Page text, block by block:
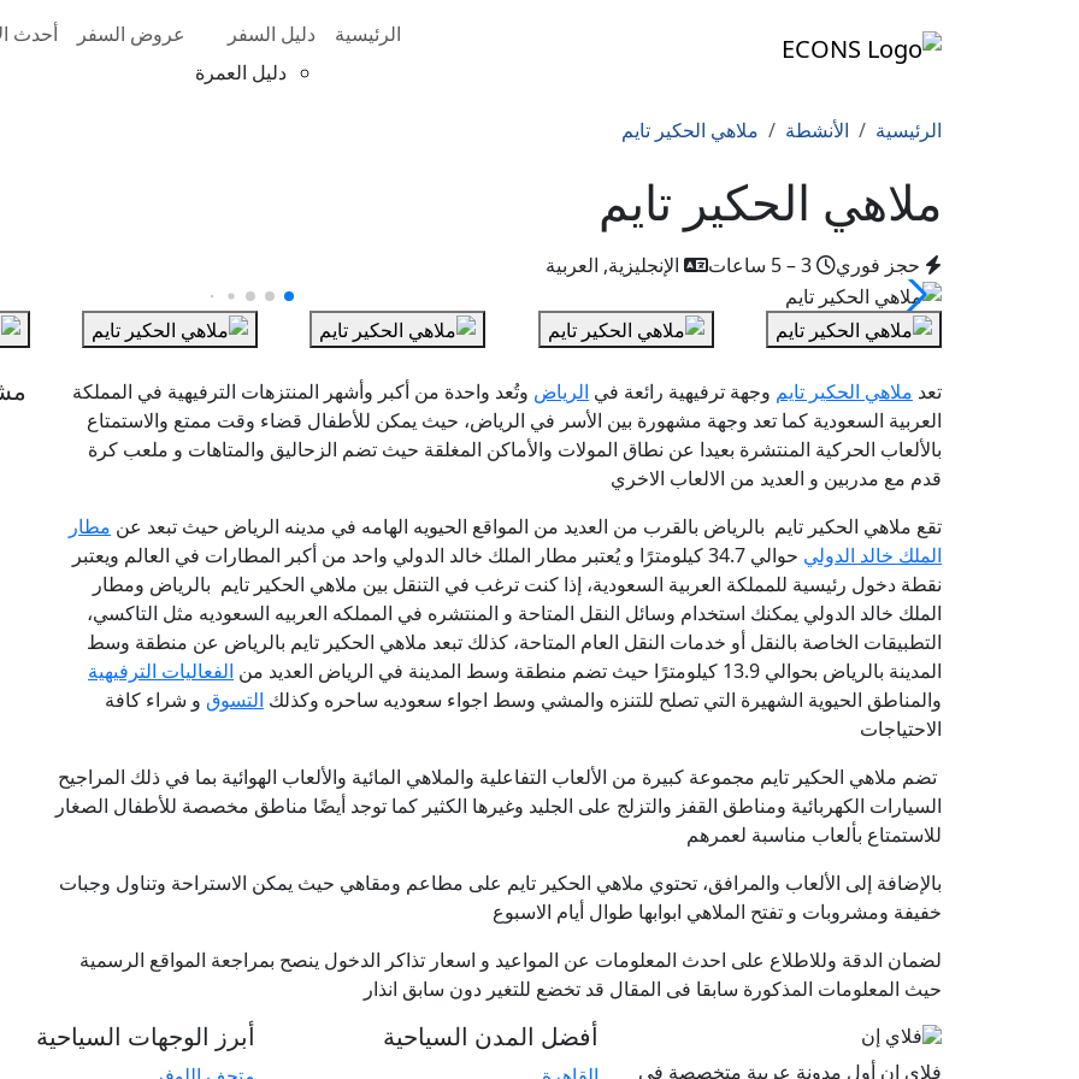
الرئيسية
دليل السفر
دليل العمرة
عروض السفر أحدث
الرئيسية الأنشطة ملاهي الحكير تايم
ملاهي الحكير تايم
حجز فوري الإنجليزية, العربية
تعد ملاهي الحكير تايم وجهة ترفيهية رائعة في الرياض وتُعد واحدة من أكبر وأشهر المنتزهات الترفيهية في المملكة
العربية السعودية كما تعد وجهة مشهورة بين الأسر في الرياض، حيث يمكن للأطفال قضاء وقت ممتع والاستمتاع
بالألعاب الحركية المنتشرة بعيدا عن نطاق المولات والأماكن المغلقة حيث تضم الزحاليق والمتاهات و ملعب كرة
قدم مع مدربين و العديد من الالعاب الاخري
تقع ملاهي الحكير تايم بالرياض بالقرب من العديد من المواقع الحيويه الهامه في مدينه الرياض حيث تبعد عن مطار
الملك خالد الدولي
حوالي 34.7 كيلومترًا و يُعتبر مطار الملك خالد الدولي واحد من أكبر المطارات في العالم ويعتبر
نقطة دخول رئيسية للمملكة العربية السعودية، إذا كنت ترغب في التنقل بين ملاهي الحكير تايم بالرياض ومطار
الملك خالد الدولي يمكنك استخدام وسائل النقل المتاحة و المنتشره في المملكه العربيه السعوديه مثل التاكسي،
التطبيقات الخاصة بالنقل أو خدمات النقل العام المتاحة، كذلك تبعد ملاهي الحكير تايم بالرياض عن منطقة وسط
المدينة بالرياض بحوالي 13.9 كيلومترًا حيث تضم منطقة وسط المدينة في الرياض العديد من
الفعاليات الترفيهية
والمناطق الحيوية الشهيرة التي تصلح للتنزه والمشي وسط اجواء سعوديه ساحره وكذلك التسوق و شراء كافة
الاحتياجات
تضم ملاهي الحكير تايم مجموعة كبيرة من الألعاب التفاعلية والملاهي المائية والألعاب الهوائية بما في ذلك المراجيح
السيارات الكهربائية ومناطق القفز والتزلج على الجليد وغيرها الكثير كما توجد أيضًا مناطق مخصصة للأطفال الصغار
للاستمتاع بألعاب مناسبة لعمرهم
بالإضافة إلى الألعاب والمرافق، تحتوي ملاهي الحكير تايم على مطاعم ومقاهي حيث يمكن الاستراحة وتناول وجبات
خفيفة ومشروبات و تفتح الملاهي ابوابها طوال أيام الاسبوع
لضمان الدقة وللاطلاع على احدث المعلومات عن المواعيد و اسعار تذاكر الدخول ينصح بمراجعة المواقع الرسمية
حيث المعلومات المذكورة سابقا فى المقال قد تخضع للتغير دون سابق انذار
فلاى ان أول مدونة عربية متخصصة في
أفضل المدن السياحية أبرز الوجهات السياحية